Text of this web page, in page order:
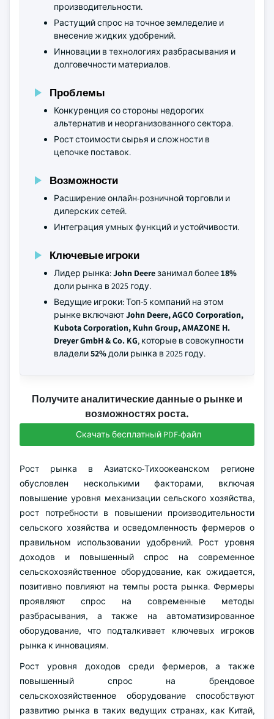
производительности.
Растущий спрос на точное земледелие и
внесение жидких удобрений.
Инновации в технологиях разбрасывания и
долговечности материалов.
Проблемы
Конкуренция со стороны недорогих
альтернатив и неорганизованного сектора.
Рост стоимости сырья и сложности в
цепочке поставок.
Возможности
Расширение онлайн-розничной торговли и
дилерских сетей.
Интеграция умных функций и устойчивости.
Ключевые игроки
Лидер рынка:John Deereзанимал более18%
доли рынка в 2025 году.
Ведущие игроки: Топ-5 компаний на этом
рынке включаютJohn Deere, AGCO Corporation,
Kubota Corporation, Kuhn Group, AMAZONE H.
Dreyer GmbH & Co. KG, которые в совокупности
владели52%доли рынка в 2025 году.
Получите аналитические данные о рынке и
возможностях роста.
Скачать бесплатный PDF-файл
Рост рынка в Азиатско-Тихоокеанском регионе
обусловлен несколькими факторами, включая
повышение уровня механизации сельского хозяйства,
рост потребности в повышении производительности
сельского хозяйства и осведомленность фермеров о
правильном использовании удобрений. Рост уровня
доходов и повышенный спрос на современное
сельскохозяйственное оборудование, как ожидается,
позитивно повлияют на темпы роста рынка. Фермеры
проявляют спрос на современные методы
разбрасывания, а также на автоматизированное
оборудование, что подталкивает ключевых игроков
рынка к инновациям.
Рост уровня доходов среди фермеров, а также
повышенный спрос на брендовое
сельскохозяйственное оборудование способствуют
развитию рынка в таких ведущих странах, как Китай,